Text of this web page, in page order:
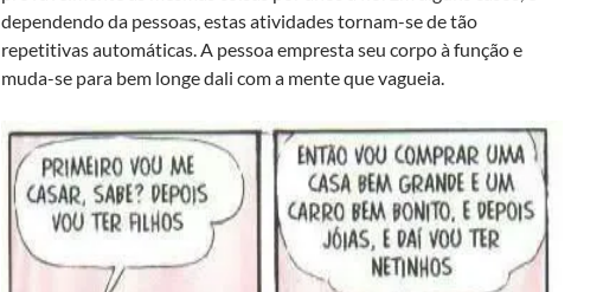
dependendo da pessoas, estas atividades tornam-se de tão
repetitivas automáticas. A pessoa empresta seu corpo à função e
muda-se para bem longe dali com a mente que vagueia.